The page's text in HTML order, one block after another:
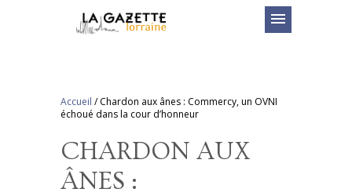
menu
Accueil /Chardon aux ânes : Commercy, un OVNI
échoué dans la cour d’honneur
CHARDON AUX
ÂNES :